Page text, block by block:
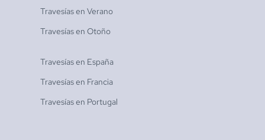
Travesías en Verano
Travesías en Otoño
Travesías en España
Travesías en Francia
Travesías en Portugal